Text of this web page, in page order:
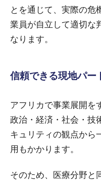
とを通じて、実際の危
業員が自立して適切な
なります。
信頼できる現地パー
アフリカで事業展開を
政治・経済・社会・技
キュリティの観点から
用もかかります。
そのため、医療分野と